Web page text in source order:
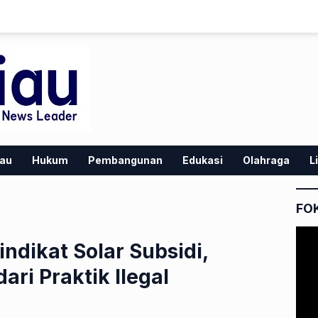
Hukum Pembangunan Edukasi Olahraga
Solar Subsidi,
Praktik Ilegal